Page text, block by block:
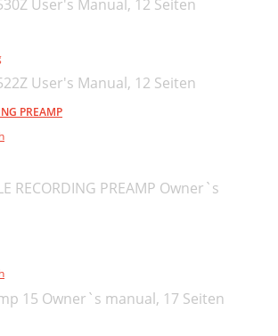
User's Manual, 12 Seiten
User's Manual, 12 Seiten
PREAMP
RECORDING PREAMP Owner`s
15 Owner`s manual, 17 Seiten